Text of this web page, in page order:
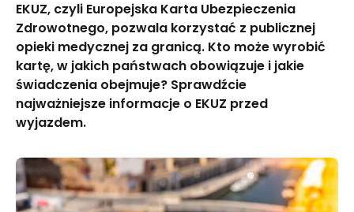
EKUZ, czyli Europejska Karta Ubezpieczenia
Zdrowotnego, pozwala korzystać z publicznej
opieki medycznej za granicą. Kto może wyrobić
kartę, w jakich państwach obowiązuje i jakie
świadczenia obejmuje? Sprawdźcie
najważniejsze informacje o EKUZ przed
wyjazdem.